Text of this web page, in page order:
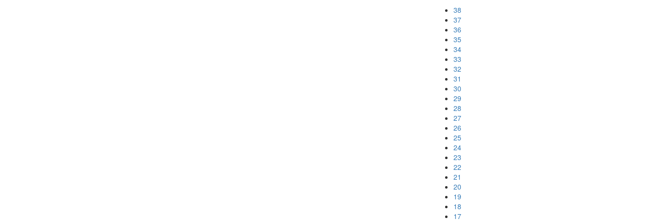
38
37
36
35
34
33
32
31
30
29
28
27
26
25
24
23
22
21
20
19
18
17